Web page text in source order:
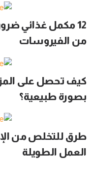
12 مكمل غذائي
من الفيروسات
كيف تحصل على
بصورة طبيعية؟
طرق للتخلص من
العمل الطويلة